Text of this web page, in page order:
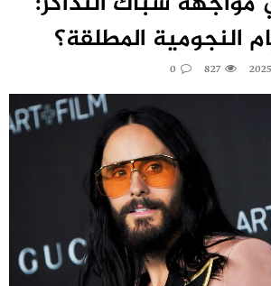
النجومية المطلقة؟
827
0